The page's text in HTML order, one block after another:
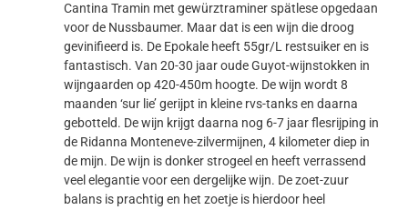
Cantina Tramin met gewürztraminer spätlese opgedaan
voor de Nussbaumer. Maar dat is een wijn die droog
gevinifieerd is. De Epokale heeft 55gr/L restsuiker en is
fantastisch. Van 20-30 jaar oude Guyot-wijnstokken in
wijngaarden op 420-450m hoogte. De wijn wordt 8
maanden ‘sur lie’ gerijpt in kleine rvs-tanks en daarna
gebotteld. De wijn krijgt daarna nog 6-7 jaar flesrijping in
de Ridanna Monteneve-zilvermijnen, 4 kilometer diep in
de mijn. De wijn is donker strogeel en heeft verrassend
veel elegantie voor een dergelijke wijn. De zoet-zuur
balans is prachtig en het zoetje is hierdoor heel